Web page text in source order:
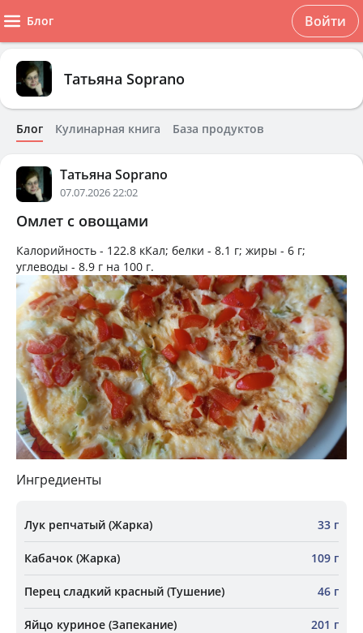
Блог Войти
Татьяна Soprano
Блог Кулинарная книга База продуктов
Татьяна Soprano
07.07.2026 22:02
Омлет с овощами
Калорийность - 122.8 кКал; белки - 8.1 г; жиры - 6 г;
углеводы - 8.9 г на 100 г.
Ингредиенты
Лук репчатый (Жарка) 33 г
Кабачок (Жарка) 109 г
Перец сладкий красный (Тушение) 46 г
Яйцо куриное (Запекание) 201 г